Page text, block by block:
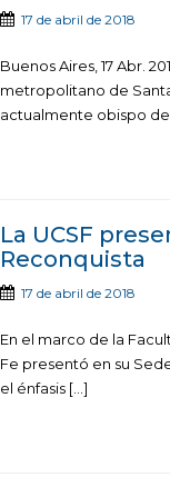
17 de abril de 2018
Buenos Aires, 17 Abr.
metropolitano de
actualmente obispo de
La UCSF
Reconquista
17 de abril de 2018
En el marco de la
Fe presentó en su
el énfasis […]